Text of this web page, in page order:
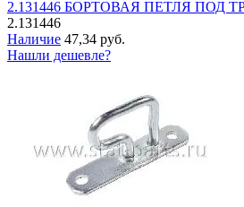
2.131446 БОРТОВАЯ ПЕТЛЯ ПОД
2.131446
Наличие 47,34 руб.
Нашли дешевле?